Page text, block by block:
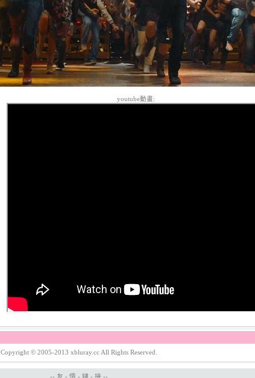
youtube動畫:
Copyright © 2005-2013 xbluray.cc All Rights Reserved.
-- 友 - 情 - 鏈 - 接 --